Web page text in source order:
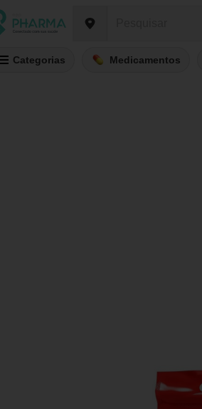
Categorias Medicamentos